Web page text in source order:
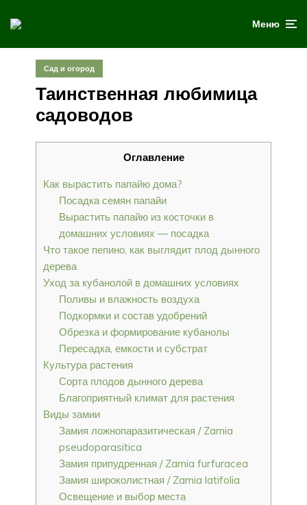
Меню
Сад и огород
Таинственная любимица
садоводов
Оглавление
Как вырастить папайю дома?
Посадка семян папайи
Вырастить папайю из косточки в
домашних условиях — посадка
Что такое пепино, как выглядит плод дынного
дерева
Уход за кубанолой в домашних условиях
Поливы и влажность воздуха
Подкормки и состав удобрений
Обрезка и формирование кубанолы
Пересадка, емкости и субстрат
Культура растения
Сорта плодов дынного дерева
Благоприятный климат для растения
Виды замии
Замия ложнопаразитическая / Zamia
pseudoparasitica
Замия припудренная / Zamia furfuracea
Замия широколистная / Zamia latifolia
Освещение и выбор места